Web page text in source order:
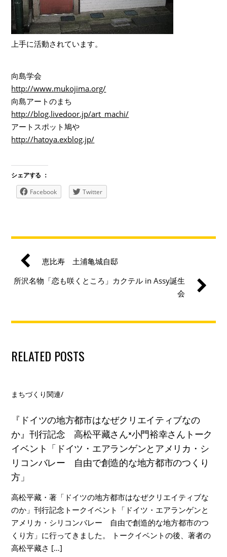
上手に活動されています。
向島学会
http://www.mukojima.org/
向島アートのまち
http://blog.livedoor.jp/art_machi/
アートスポット鳩や
http://hatoya.exblog.jp/
シェアする ：
Facebook
Twitter
恵比寿 土浦亀城自邸
所沢名物「恋も咲くところ」カクテル in Assy誕生
会
RELATED POSTS
まちづくり関連/
『ドイツの地方都市はなぜクリエイティブなの
か』刊行記念 高松平藏さん×小門裕幸さんトーク
イベント「ドイツ・エアランゲンとアメリカ・シ
リコンバレー 自由で創造的な地方都市のつくり
方」
高松平藏・著「ドイツの地方都市はなぜクリエイティブな
のか」刊行記念トークイベント「ドイツ・エアランゲンと
アメリカ・シリコンバレー 自由で創造的な地方都市のつ
くり方」に行ってきました。 トークイベントの後、著者の
高松平藏さ […]